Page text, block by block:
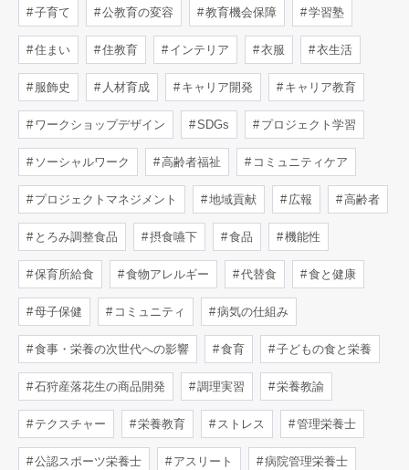
子育て 公教育の変容 教育機会保障 学習塾
住まい 住教育 インテリア 衣服 衣生活
服飾史 人材育成 キャリア開発 キャリア教育
ワークショップデザイン SDGs プロジェクト学習
ソーシャルワーク 高齢者福祉 コミュニティケア
プロジェクトマネジメント 地域貢献 広報 高齢者
とろみ調整食品 摂食嚥下 食品 機能性
保育所給食 食物アレルギー 代替食 食と健康
母子保健 コミュニティ 病気の仕組み
食事・栄養の次世代への影響 食育 子どもの食と栄養
石狩産落花生の商品開発 調理実習 栄養教諭
テクスチャー 栄養教育 ストレス 管理栄養士
公認スポーツ栄養士 アスリート 病院管理栄養士